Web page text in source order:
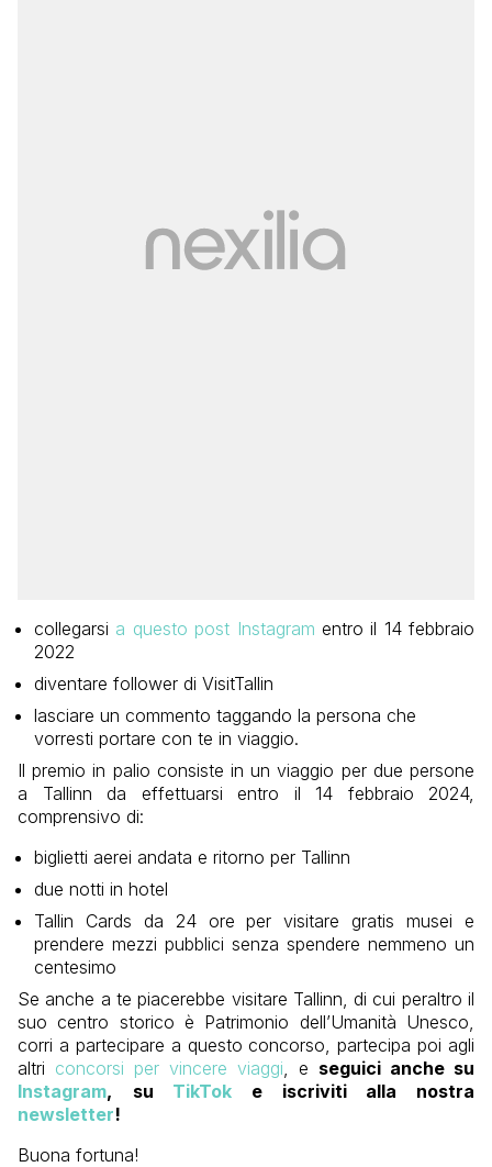
collegarsi a questo post Instagram entro il 14 febbraio
2022
diventare follower di VisitTallin
lasciare un commento taggando la persona che
vorresti portare con te in viaggio.
Il premio in palio consiste in un viaggio per due persone
a Tallinn da effettuarsi entro il 14 febbraio 2024,
comprensivo di:
biglietti aerei andata e ritorno per Tallinn
due notti in hotel
Tallin Cards da 24 ore per visitare gratis musei e
prendere mezzi pubblici senza spendere nemmeno un
centesimo
Se anche a te piacerebbe visitare Tallinn, di cui peraltro il
suo centro storico è Patrimonio dell’Umanità Unesco,
corri a partecipare a questo concorso, partecipa poi agli
altri concorsi per vincere viaggi , e seguici anche su
Instagram, su TikTok e iscriviti alla nostra
newsletter!
Buona fortuna!